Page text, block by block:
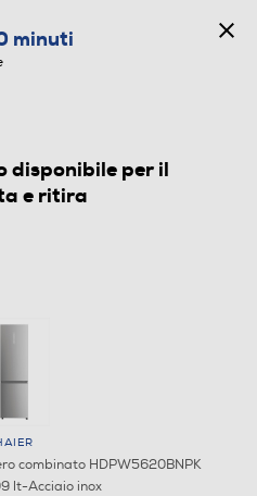
minuti
disponibile per il
e ritira
combinato HDPW5620BNPK
lt-Acciaio inox